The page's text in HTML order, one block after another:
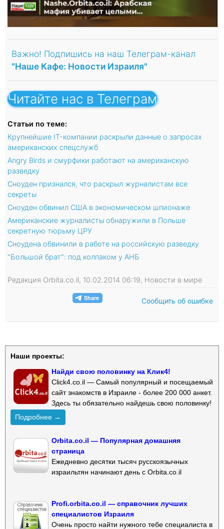
Важно! Подпишись на наш Телеграм-канал
"Наше Кафе: Новости Израиля"
Читайте нас в Телеграм
Статьи по теме:
Крупнейшие IT-компании раскрыли данные о запросах
американских спецслужб
Angry Birds и смурфики работают на американскую
разведку
Сноуден признался, что раскрыл журналистам все
секреты
Сноуден обвинил США в экономическом шпионаже
Американские журналисты обнаружили в Польше
секретную тюрьму ЦРУ
Сноудена обвинили в работе на российскую разведку
"Большой брат": под колпаком у АНБ
Редакция Orbita.co.il, 10.02.2014 06:19, Новости в мире
Сообщить об ошибке
Наши проекты:
Найди свою половинку на Клик4!
Click4.co.il — Самый популярный и посещаемый
сайт знакомств в Израиле - более 200 000 анкет.
Здесь ты обязательно найдешь свою половинку!
Подробнее →
Orbita.co.il — Популярная домашняя
страница
Ежедневно десятки тысяч русскоязычных
израильтян начинают день с Orbita.co.il
Profi.orbita.co.il — справочник лучших
специалистов Израиля
Очень просто найти нужного тебе специалиста в